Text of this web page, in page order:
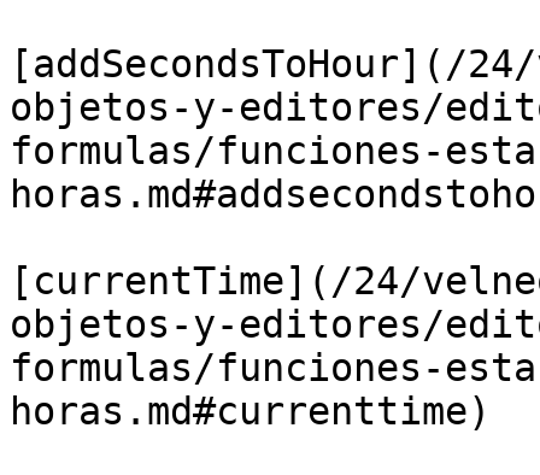
[addSecondsToHour](/
objetos-y-editores/
formulas/funciones-
[currentTime](/24/
objetos-y-editores/
formulas/funciones-
horas.md#currenttime)